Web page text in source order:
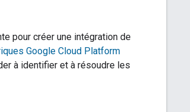
pour créer une intégration de
Google Cloud Platform
à identifier et à résoudre les